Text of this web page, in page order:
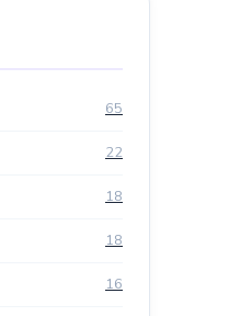
65
22
18
18
16